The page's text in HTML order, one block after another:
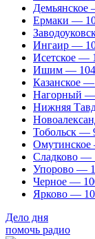
Ермаки —
Ингаир —
Исетское —
Ишим —
Казанское
Нагорный —
Нижняя
Тобольск —
Сладково —
Упорово —
Черное —
Ярково —
Дело дня
помочь радио